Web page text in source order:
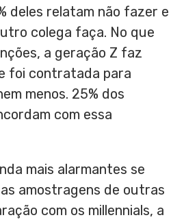
deles relatam não fazer e
colega faça. No que
a geração Z faz
foi contratada para
menos. 25% dos
com essa
mais alarmantes se
amostragens de outras
com os millennials, a